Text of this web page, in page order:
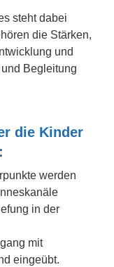
steht dabei
die Stärken,
und
Begleitung
die Kinder
werden
in der
mit
eingeübt.